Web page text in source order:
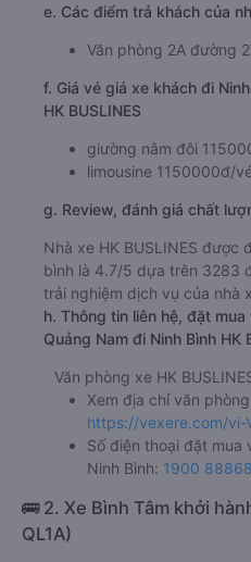
e. Các điểm trả khách của
Văn phòng 2A đường
f. Giá vé giá xe khách đi
HK BUSLINES
giường nằm đôi
limousine 1150000đ/vé
g. Review, đánh giá chất
Nhà xe HK BUSLINES được
bình là 4.7/5 dựa trên 3283
trải nghiệm dịch vụ của nhà
h. Thông tin liên hệ, đặt
Quảng Nam đi Ninh Bình HK
Văn phòng xe HK
Xem địa chỉ văn
https://vexere.com/vi-
Số điện thoại đặt mua
Ninh Bình: 1900
🚌 2. Xe Bình Tâm khởi
QL1A)